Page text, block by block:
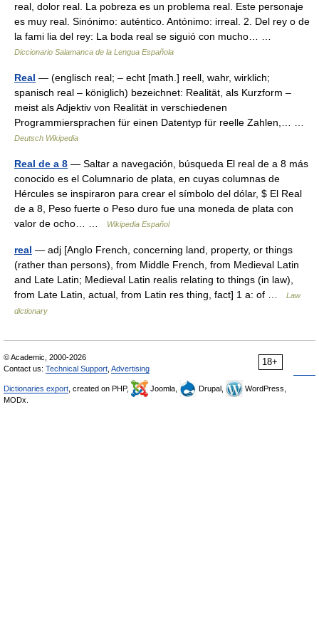
real, dolor real. La pobreza es un problema real. Este personaje
es muy real. Sinónimo: auténtico. Antónimo: irreal. 2. Del rey o de
la fami lia del rey: La boda real se siguió con mucho… …
Diccionario Salamanca de la Lengua Española
Real — (englisch real; – echt [math.] reell, wahr, wirklich;
spanisch real – königlich) bezeichnet: Realität, als Kurzform –
meist als Adjektiv von Realität in verschiedenen
Programmiersprachen für einen Datentyp für reelle Zahlen,… …
Deutsch Wikipedia
Real de a 8 — Saltar a navegación, búsqueda El real de a 8 más
conocido es el Columnario de plata, en cuyas columnas de
Hércules se inspiraron para crear el símbolo del dólar, $ El Real
de a 8, Peso fuerte o Peso duro fue una moneda de plata con
valor de ocho… …
Wikipedia Español
real — adj [Anglo French, concerning land, property, or things
(rather than persons), from Middle French, from Medieval Latin
and Late Latin; Medieval Latin realis relating to things (in law),
from Late Latin, actual, from Latin res thing, fact] 1 a: of …
Law
dictionary
18+
© Academic, 2000-2026
Contact us: Technical Support Advertising
Dictionaries export , created on PHP, Joomla, Drupal,
WordPress,
MODx.